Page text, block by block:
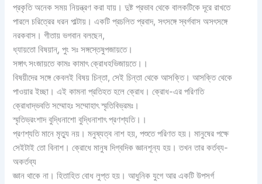
প্রকৃতি অনেক সময় নিয়ন্ত্রণ করা যায়। দুষ্ট প্রভাব থেকে বালকটিকে দূরে রাখতে
পারলে চরিত্রের ধরন পাল্টায়। একটি প্রচলিত প্রবাদ, সৎসঙ্গে স্বর্গবাস অসৎসঙ্গে
নরকবাস। গীতায় ভগবান বলছেন,
ধ্যায়তো বিষয়ান্, পুং সঃ সঙ্গস্তেষুপজায়তে।
সঙ্গাৎ সংজায়তে কামঃ কামাৎ ক্রোধহভিজায়তে।।
বিষয়ীদের সঙ্গে কেবলই বিষয় চিন্তা, সেই চিন্তা থেকে আসক্তি। আসক্তি থেকে
পাওয়ার ইচ্ছা। এই কামনা প্রতিহত হলে ক্রোধ। ক্রোধ-এর পরিণতি
ক্রোধাদ্ভবতি সম্মোহঃ সম্মোহাৎ স্মৃতিবিভ্রমঃ।
স্মৃতিভ্রংশাদ বুদ্ধিনাশো বুদ্ধিনাশাৎ প্রণশ্যতি।।
প্রণশ্যতি মানে মৃত্যু নয়। মনুষ্যত্ব নাশ হয়, পশুতে পরিণত হয়। মানুষের পক্ষে
সেইটাই তো বিনাশ। ক্রোধে মানুষ দিগ্বদিক জ্ঞানশূন্য হয়। তখন তার কর্তব্য-
অকর্তব্য
জ্ঞান থাকে না। হিতাহিত বোধ লুপ্ত হয়। আধুনিক যুগে আর একটি উপসর্গ